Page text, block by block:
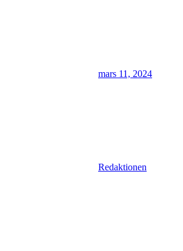
mars 11, 2024
Redaktionen